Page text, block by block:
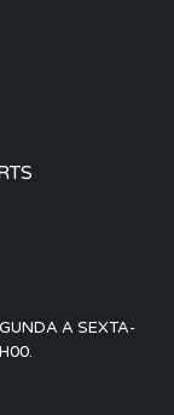
A SEXTA-